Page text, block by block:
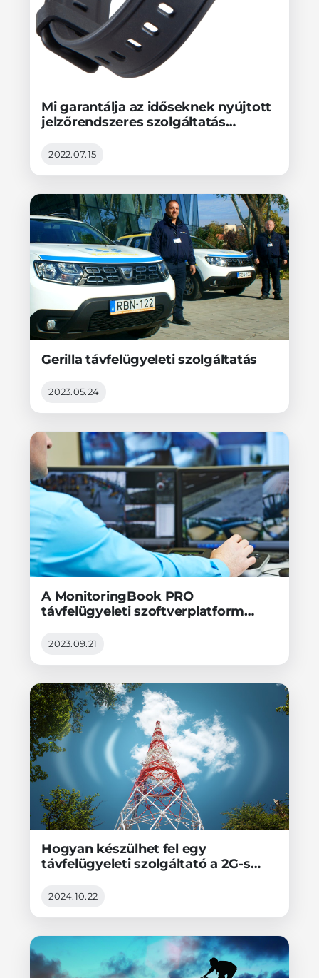
Mi garantálja az időseknek nyújtott
jelzőrendszeres szolgáltatás
2022.07.15
Gerilla távfelügyeleti szolgáltatás
2023.05.24
A MonitoringBook PRO
távfelügyeleti szoftverplatform
2023.09.21
Hogyan készülhet fel egy
távfelügyeleti szolgáltató a 2G-s
cseréjére?
2024.10.22